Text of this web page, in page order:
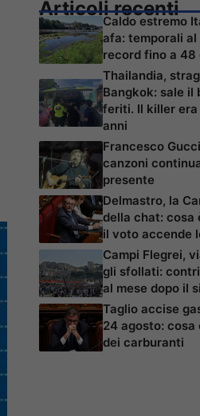
Articoli recenti
Caldo estremo
afa: temporali
record fino a 48
Thailandia,
Bangkok: sale il
feriti. Il killer era
anni
Francesco
canzoni
presente
Delmastro, la
della chat: cosa
il voto accende
Campi Flegrei,
gli sfollati:
al mese dopo il
Taglio accise
24 agosto: cosa
dei carburanti